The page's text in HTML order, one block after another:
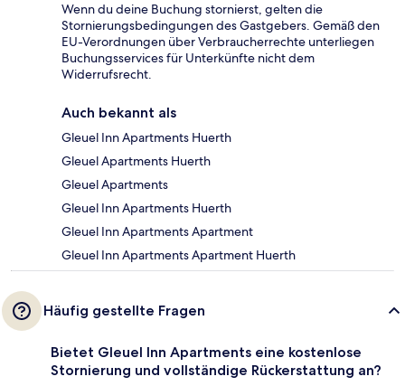
Wenn du deine Buchung stornierst, gelten die
Stornierungsbedingungen des Gastgebers. Gemäß den
EU-Verordnungen über Verbraucherrechte unterliegen
Buchungsservices für Unterkünfte nicht dem
Widerrufsrecht.
Auch bekannt als
Gleuel Inn Apartments Huerth
Gleuel Apartments Huerth
Gleuel Apartments
Gleuel Inn Apartments Huerth
Gleuel Inn Apartments Apartment
Gleuel Inn Apartments Apartment Huerth
Häufig gestellte Fragen
Bietet Gleuel Inn Apartments eine kostenlose
Stornierung und vollständige Rückerstattung an?